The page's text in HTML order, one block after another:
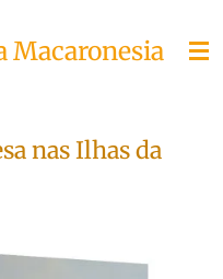
Macaronesia
nas Ilhas da